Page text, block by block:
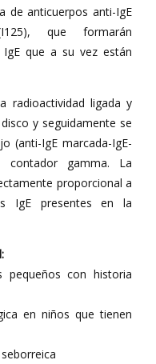
de anticuerpos anti-IgE
que formarán
que a su vez están
radioactividad ligada y
y seguidamente se
(anti-IgE marcada-IgE-
contador gamma. La
proporcional a
IgE presentes en la
pequeños con historia
en niños que tienen